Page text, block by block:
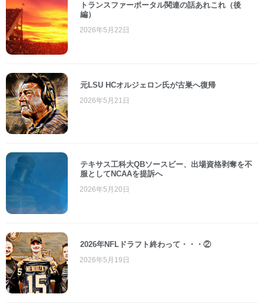
トランスファーポータル関連の話あれこれ（後
編）
2026年5月22日
元LSU HCオルジェロン氏が古巣へ復帰
2026年5月21日
テキサス工科大QBソースビー、出場資格剥奪を不
服としてNCAAを提訴へ
2026年5月20日
2026年NFLドラフト終わって・・・②
2026年5月19日